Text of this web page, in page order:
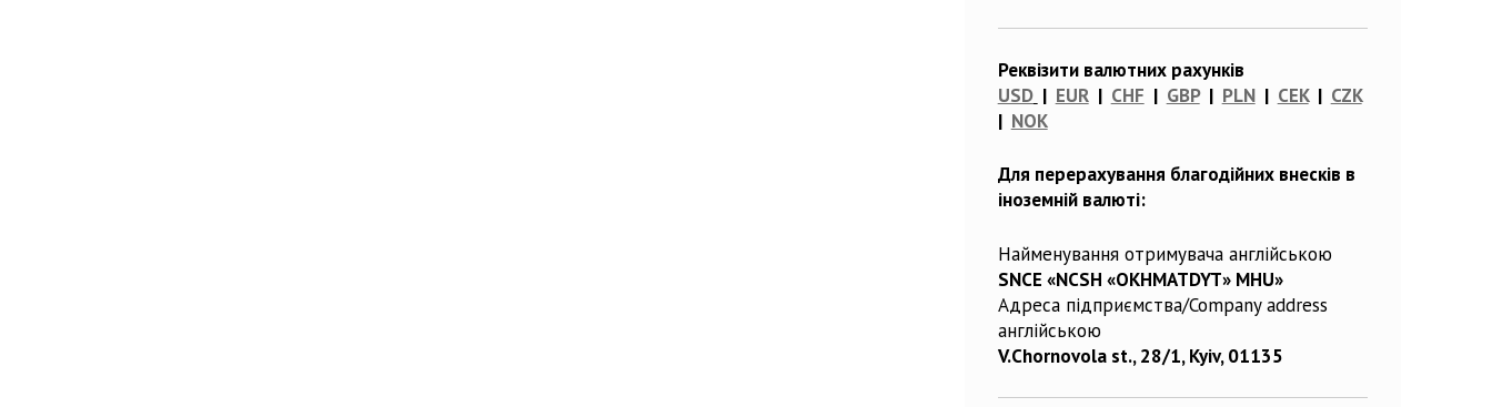
Реквізити валютних рахунків
USD | EUR| CHF | GBP| PLN| CEK| CZK
| NOK
Для перерахування благодійних внесків в
іноземній валюті:
Найменування отримувача англійською
SNCE «NCSH «OKHMATDYT» MHU»
Адреса підприємства/Company address
англійською
V.Chornovola st., 28/1, Kyiv, 01135